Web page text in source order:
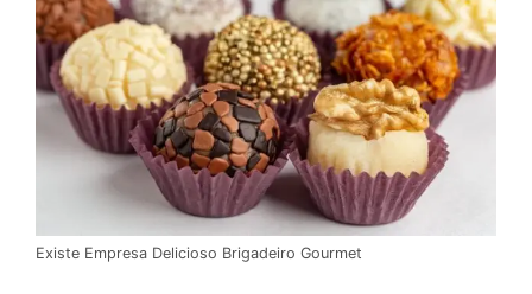
Existe Empresa Delicioso Brigadeiro Gourmet